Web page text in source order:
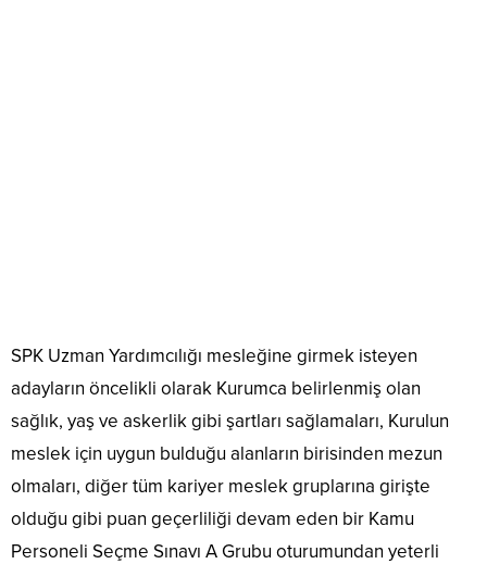
SPK Uzman Yardımcılığı mesleğine girmek isteyen
adayların öncelikli olarak Kurumca belirlenmiş olan
sağlık, yaş ve askerlik gibi şartları sağlamaları, Kurulun
meslek için uygun bulduğu alanların birisinden mezun
olmaları, diğer tüm kariyer meslek gruplarına girişte
olduğu gibi puan geçerliliği devam eden bir Kamu
Personeli Seçme Sınavı A Grubu oturumundan yeterli